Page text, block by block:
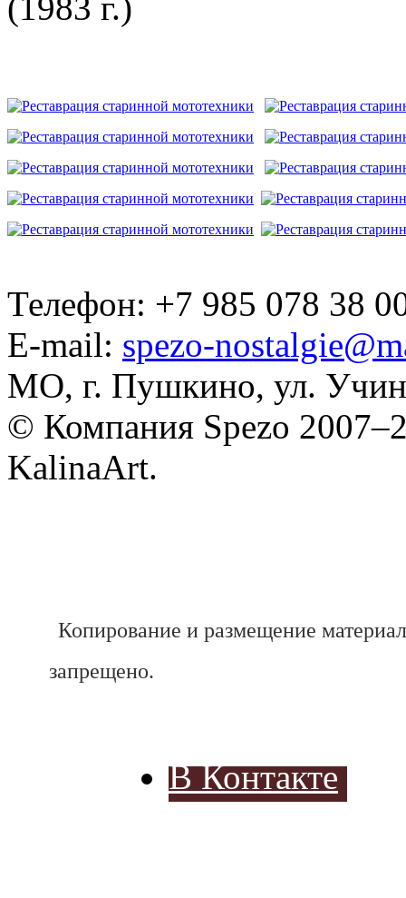
Телефон: +7 985 078 38
E-mail: spezo-
МО, г. Пушкино, ул.
© Компания Spezo
KalinaArt.
Копирование и размещение
запрещено.
В Контакте